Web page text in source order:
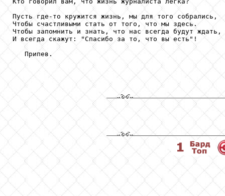
Пусть где-то кружится жизнь, мы для того собрались,
Чтобы счастливыми стать от того, что мы здесь.
Чтобы запомнить и знать, что нас всегда будут ждать,
И всегда скажут: "Спасибо за то, что вы есть"!
   Припев.